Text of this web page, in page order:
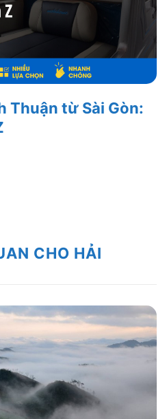
Thuận từ Sài Gòn:
CHO HẢI